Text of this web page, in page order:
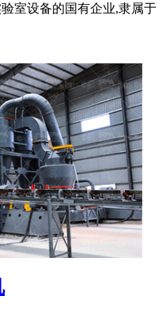
室设备的国有企业,隶属于